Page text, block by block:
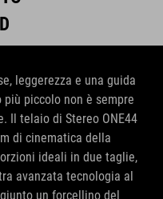
leggerezza e una guida
piccolo non è sempre
Il telaio di Stereo ONE44
di cinematica della
ideali in due taglie,
avanzata tecnologia al
un forcellino del